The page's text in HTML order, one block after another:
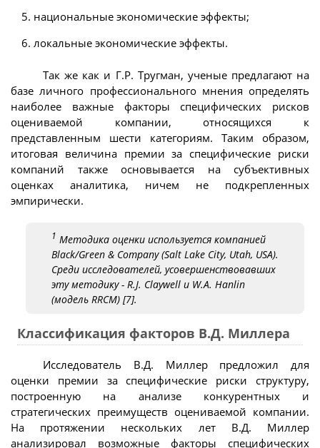
5. национальные экономические эффекты;
6. локальные экономические эффекты.
Так же как и Г.Р. Тругман, ученые предлагают на
базе личного профессионального мнения определять
наиболее важные факторы специфических рисков
оцениваемой компании, относящихся к
представленным шести категориям. Таким образом,
итоговая величина премии за специфические риски
компаний также основывается на субъективных
оценках аналитика, ничем не подкрепленных
эмпирически.
1 Методика оценки используется компанией
Black/Green & Company (Salt Lake City, Utah, USA).
Среди исследователей, усовершенствовавших
эту методику - R.J. Claywell и W.A. Hanlin
(модель RRCM) [7].
Классификация факторов В.Д. Миллера
Исследователь В.Д. Миллер предложил для
оценки премии за специфические риски структуру,
построенную на анализе конкурентных и
стратегических преимуществ оцениваемой компании.
На протяжении нескольких лет В.Д. Миллер
анализировал возможные факторы специфических